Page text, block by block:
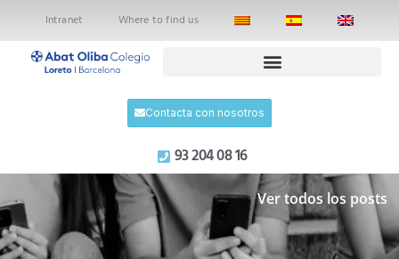
Intranet Where to find us
Contacta con nosotros
93 204 08 16
Ver todos los posts